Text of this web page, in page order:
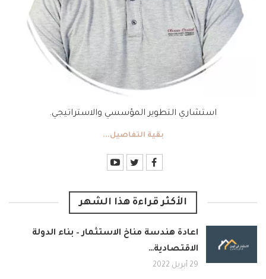
استشاري التطوير المؤسسي والاستراتيجي.
بقية التفاصيل...
الأكثر قراءة هذا الشهر
اعادة هندسة مناخ الاستثمار – بناء الدولة
الاقتصادية…
29 أبريل 2022